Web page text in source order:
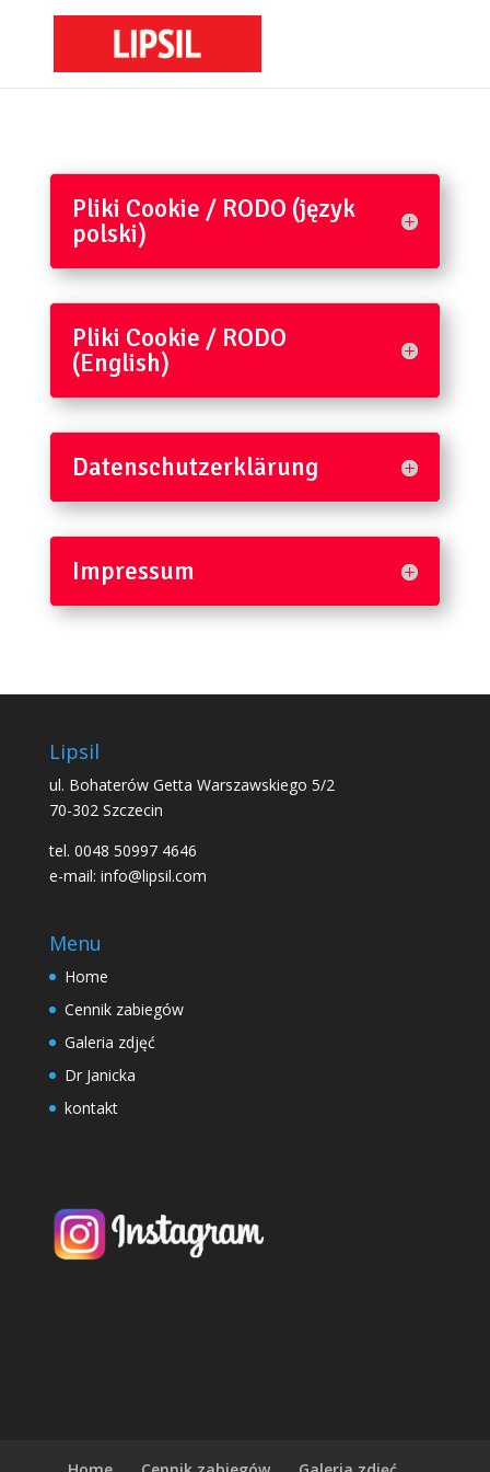
Pliki Cookie / RODO (język
polski)
Pliki Cookie / RODO
(English)
Datenschutzerklärung
Impressum
Lipsil
ul. Bohaterów Getta Warszawskiego 5/2
70-302 Szczecin
tel. 0048 50997 4646
e-mail: info@lipsil.com
Menu
Home
Cennik zabiegów
Galeria zdjęć
Dr Janicka
kontakt